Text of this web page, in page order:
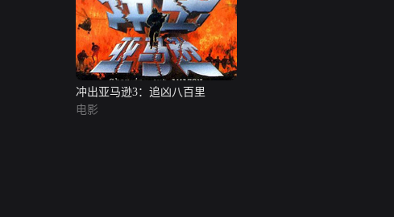
冲出亚马逊3：追凶八百里
电影